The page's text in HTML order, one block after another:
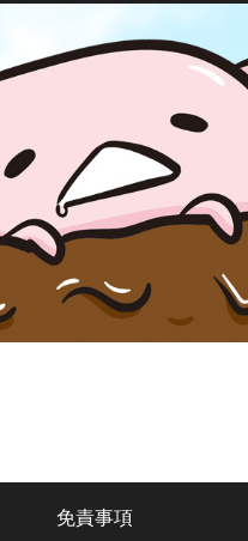
免責事項